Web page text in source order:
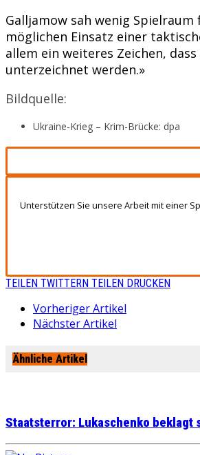
Galljamow sah wenig
möglichen Einsatz einer
allem ein weiteres Zeichen,
unterzeichnet werden.»
Bildquelle:
Ukraine-Krieg – Krim-Brücke: dpa
Unterstützen Sie unsere Arbeit mit einer
TEILEN TWITTERN TEILEN DRUCKEN
Vorheriger Artikel
Nächster Artikel
Ähnliche Artikel
Staatsterror: Lukaschenko beklagt